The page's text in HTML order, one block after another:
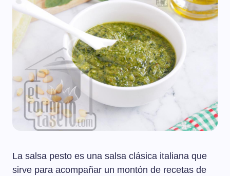
La salsa pesto es una salsa clásica italiana que
sirve para acompañar un montón de recetas de